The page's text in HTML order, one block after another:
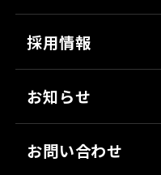
シーリング・接
クリーナー・脱
社会貢献
人材育成
アスリート社員
職場環境
採用情報
お知らせ
お問い合わせ